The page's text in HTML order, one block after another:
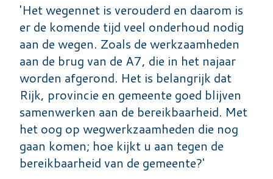
'Het wegennet is verouderd en daarom is
er de komende tijd veel onderhoud nodig
aan de wegen. Zoals de werkzaamheden
aan de brug van de A7, die in het najaar
worden afgerond. Het is belangrijk dat
Rijk, provincie en gemeente goed blijven
samenwerken aan de bereikbaarheid. Met
het oog op wegwerkzaamheden die nog
gaan komen; hoe kijkt u aan tegen de
bereikbaarheid van de gemeente?'